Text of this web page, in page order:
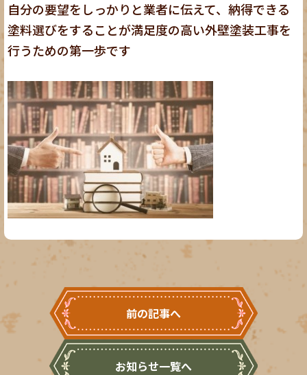
自分の要望をしっかりと業者に伝えて、納得できる
塗料選びをすることが満足度の高い外壁塗装工事を
行うための第一歩です
前の記事へ
お知らせ一覧へ